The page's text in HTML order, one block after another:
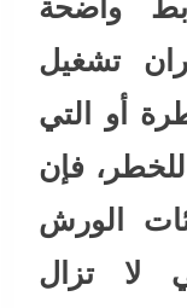
واضحة
تشغيل
أو التي
فإن
الورش
لا تزال